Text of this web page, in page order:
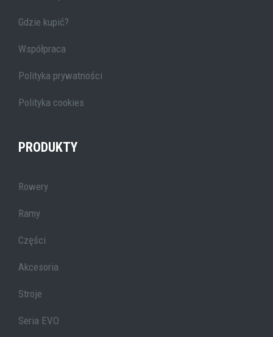
Gdzie kupić?
Współpraca
Polityka prywatności
Polityka cookies
PRODUKTY
Rowery
Ramy
Części
Akcesoria
Stroje
Seria EVO